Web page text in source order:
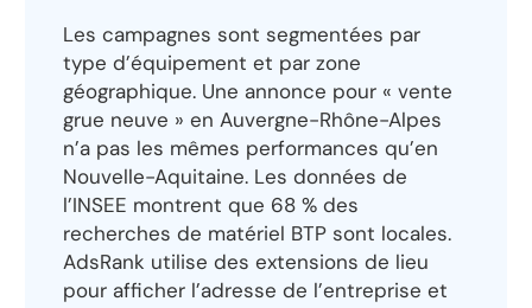
Les campagnes sont segmentées par
type d’équipement et par zone
géographique. Une annonce pour « vente
grue neuve » en Auvergne-Rhône-Alpes
n’a pas les mêmes performances qu’en
Nouvelle-Aquitaine. Les données de
l’INSEE montrent que 68 % des
recherches de matériel BTP sont locales.
AdsRank utilise des extensions de lieu
pour afficher l’adresse de l’entreprise et